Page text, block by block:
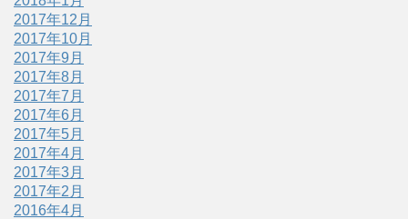
2017年12月
2017年10月
2017年9月
2017年8月
2017年7月
2017年6月
2017年5月
2017年4月
2017年3月
2017年2月
2016年4月